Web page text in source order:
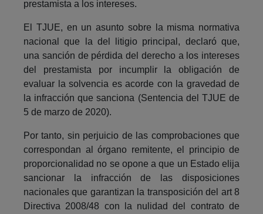
prestamista a los intereses.
El TJUE, en un asunto sobre la misma normativa
nacional que la del litigio principal, declaró que,
una sanción de pérdida del derecho a los intereses
del prestamista por incumplir la obligación de
evaluar la solvencia es acorde con la gravedad de
la infracción que sanciona (Sentencia del TJUE de
5 de marzo de 2020).
Por tanto, sin perjuicio de las comprobaciones que
correspondan al órgano remitente, el principio de
proporcionalidad no se opone a que un Estado elija
sancionar la infracción de las disposiciones
nacionales que garantizan la transposición del art 8
Directiva 2008/48 con la nulidad del contrato de